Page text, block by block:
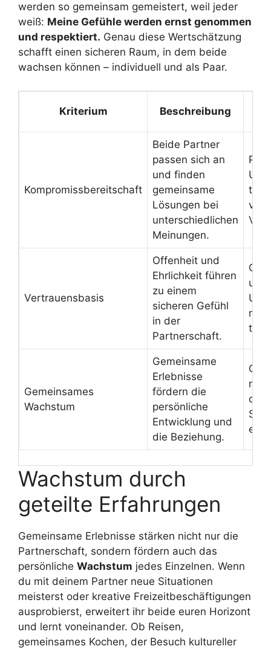
werden so gemeinsam gemeistert, weil jeder
weiß: Meine Gefühle werden ernst genommen
und respektiert. Genau diese Wertschätzung
schafft einen sicheren Raum, in dem beide
wachsen können – individuell und als Paar.
Kriterium Beschreibung
Kompromissbereitschaft
Beide Partner
passen sich an
und finden
gemeinsame
Lösungen bei
unterschiedlichen
Meinungen.
trotz
Vertrauensbasis
Offenheit und
Ehrlichkeit führen
zu einem
sicheren Gefühl
in der
Partnerschaft.
und
Gemeinsames
Wachstum
Gemeinsame
Erlebnisse
fördern die
persönliche
Entwicklung und
die Beziehung.
oder
Wachstum durch
geteilte Erfahrungen
Gemeinsame Erlebnisse stärken nicht nur die
Partnerschaft, sondern fördern auch das
persönliche Wachstum jedes Einzelnen. Wenn
du mit deinem Partner neue Situationen
meisterst oder kreative Freizeitbeschäftigungen
ausprobierst, erweitert ihr beide euren Horizont
und lernt voneinander. Ob Reisen,
gemeinsames Kochen, der Besuch kultureller